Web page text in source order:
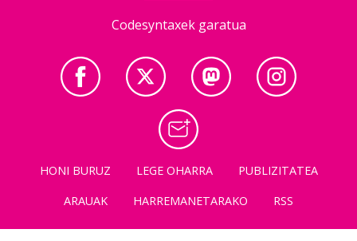
Codesyntaxek garatua
HONI BURUZ LEGE OHARRA
PUBLIZITATEA
ARAUAK
HARREMANETARAKO RSS